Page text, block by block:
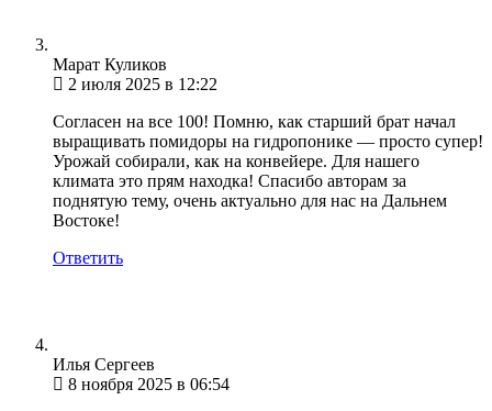
Марат Куликов
2 июля 2025 в 12:22
Согласен на все 100! Помню, как старший брат начал
выращивать помидоры на гидропонике — просто супер!
Урожай собирали, как на конвейере. Для нашего
климата это прям находка! Спасибо авторам за
поднятую тему, очень актуально для нас на Дальнем
Востоке!
Ответить
Илья Сергеев
8 ноября 2025 в 06:54